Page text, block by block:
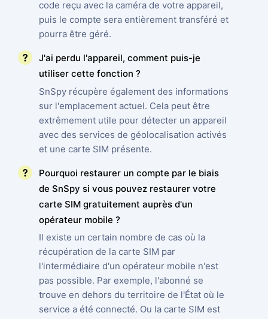
code reçu avec la caméra de votre appareil,
puis le compte sera entièrement transféré et
pourra être géré.
J'ai perdu l'appareil, comment puis-je
utiliser cette fonction ?
SnSpy récupère également des informations
sur l'emplacement actuel. Cela peut être
extrêmement utile pour détecter un appareil
avec des services de géolocalisation activés
et une carte SIM présente.
Pourquoi restaurer un compte par le biais
de SnSpy si vous pouvez restaurer votre
carte SIM gratuitement auprès d'un
opérateur mobile ?
Il existe un certain nombre de cas où la
récupération de la carte SIM par
l'intermédiaire d'un opérateur mobile n'est
pas possible. Par exemple, l'abonné se
trouve en dehors du territoire de l'État où le
service a été connecté. Ou la carte SIM est